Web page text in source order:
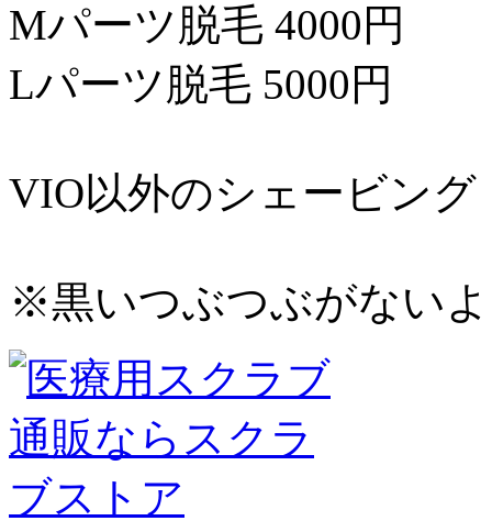
Mパーツ脱毛 4000円
Lパーツ脱毛 5000円
VIO以外のシェービン
※黒いつぶつぶがない